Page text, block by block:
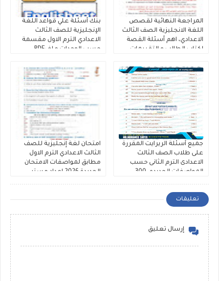
المراجعة النهائية لقصص
اللغة الانجليزية الصف الثالث
الاعدادي، اهم أسئلة القصة
لكتاب الطالب و التقييمات
كتاب فايف ستارز
بنك أسئلة علي قواعد اللغة
الإنجليزية للصف الثالث
الاعدادي الترم الاول مقسمة
حسب الوحدات ملفPDF
جميع أسئلة الريرايت المقررة
على طلاب الصف الثالث
الاعدادى الترم الثانى حسب
المواصفات الجديده، 300
الاعدادية ملفات مجمعة
امتحان لغة إنجليزية للصف
الثالث الاعدادي الترم الاول
مطابق لمواصفات الامتحان
الجديدة 2026 إعداد مستر
تعليقات
إرسال تعليق